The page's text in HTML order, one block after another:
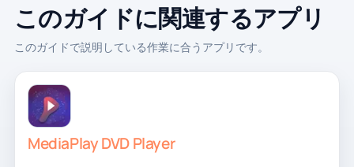
このガイドに関連するアプリ
このガイドで説明している作業に合うアプリです。
MediaPlay DVD Player